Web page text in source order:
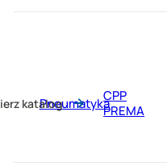
katalog
PneumatykaCPP
PREMA